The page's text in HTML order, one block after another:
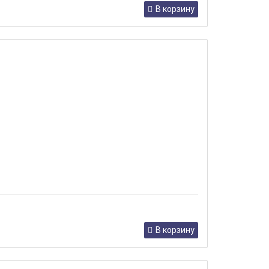
В корзину
В корзину